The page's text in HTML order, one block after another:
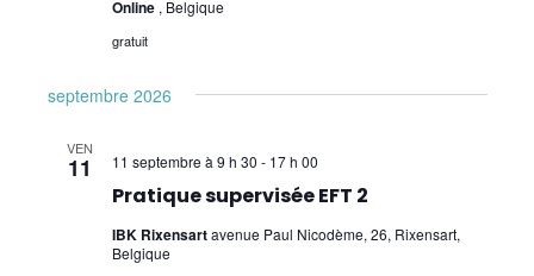
Picture Tapping Technique (PTT)
Intention Tapping/IEP
Identity Healing (IH)
Psychogénéalogie
Online , Belgique
gratuit
septembre 2026
VEN
11
Pratique supervisée EFT 2
11 septembre à 9 h 30 - 17 h 00
IBK Rixensartavenue Paul Nicodème, 26, Rixensart,
Belgique